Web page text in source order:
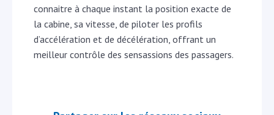
connaitre à chaque instant la position exacte de
la cabine, sa vitesse, de piloter les profils
d’accélération et de décélération, offrant un
meilleur contrôle des sensassions des passagers.